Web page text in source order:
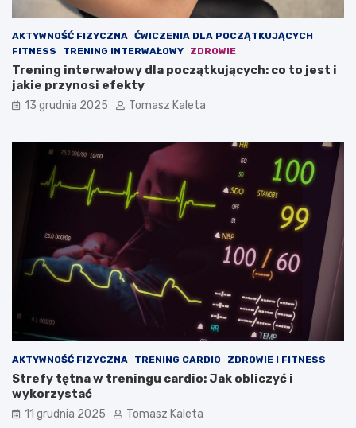
n
i
o
w
ą
AKTYWNOŚĆ FIZYCZNA
ĆWICZENIA DLA POCZĄTKUJĄCYCH
FITNESS
TRENING INTERWAŁOWY ZDROWIE
Trening interwałowy dla początkujących: co to jest i
jakie przynosi efekty
13 grudnia 2025 Tomasz Kaleta
AKTYWNOŚĆ FIZYCZNA TRENING CARDIO ZDROWIE I FITNESS
Strefy tętna w treningu cardio: Jak obliczyć i
wykorzystać
11 grudnia 2025 Tomasz Kaleta